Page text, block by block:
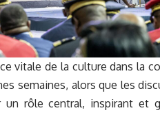
vitale de la culture dans la
semaines, alors que les
un rôle central, inspirant et